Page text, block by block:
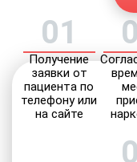
01
Получение
заявки от
пациента по
телефону или
на сайте